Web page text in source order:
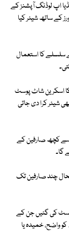
اپ لوڈنگ آپشنز کے
کے ساتھ شیئر کیا
سلسلے کا استعمال
اسکرین شاٹ پوسٹ
شیئر کرا دی جاتی
سے کچھ صارفین کے
گا۔
چند صارفین تک
کی گئیں جن کے
واضح، خمیدہ یا